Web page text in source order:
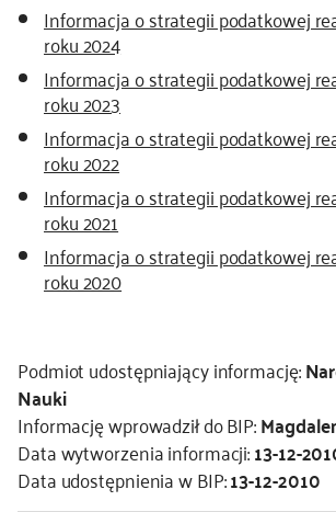
Informacja o strategii podatkowej
roku 2024
Informacja o strategii podatkowej
roku 2023
Informacja o strategii podatkowej
roku 2022
Informacja o strategii podatkowej
roku 2021
Informacja o strategii podatkowej
roku 2020
Podmiot udostępniający informację:
Nauki
Informację wprowadził do BIP:
Data wytworzenia informacji:13-12-
Data udostępnienia w BIP:13-12-2010